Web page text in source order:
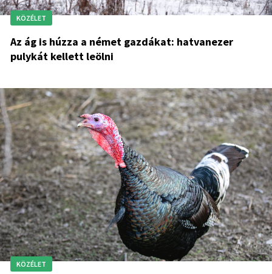
KÖZÉLET
Az ág is húzza a német gazdákat: hatvanezer
pulykát kellett leölni
KÖZÉLET